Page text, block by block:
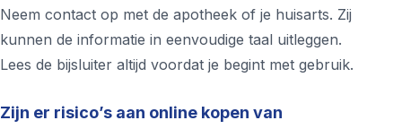
Neem contact op met de apotheek of je huisarts. Zij
kunnen de informatie in eenvoudige taal uitleggen.
Lees de bijsluiter altijd voordat je begint met gebruik.
Zijn er risico’s aan online kopen van